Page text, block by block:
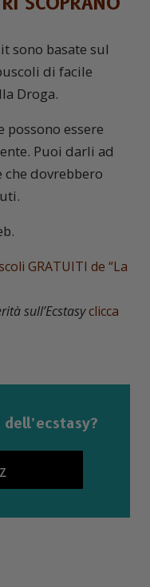
sono basate sul
di facile
Droga.
essere
Puoi darli ad
dovrebbero
GRATUITI de “La
sull’Ecstasyclicca